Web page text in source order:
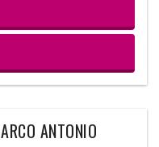
ANTONIO